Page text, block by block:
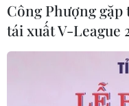
Công Phượng
tái xuất V-League